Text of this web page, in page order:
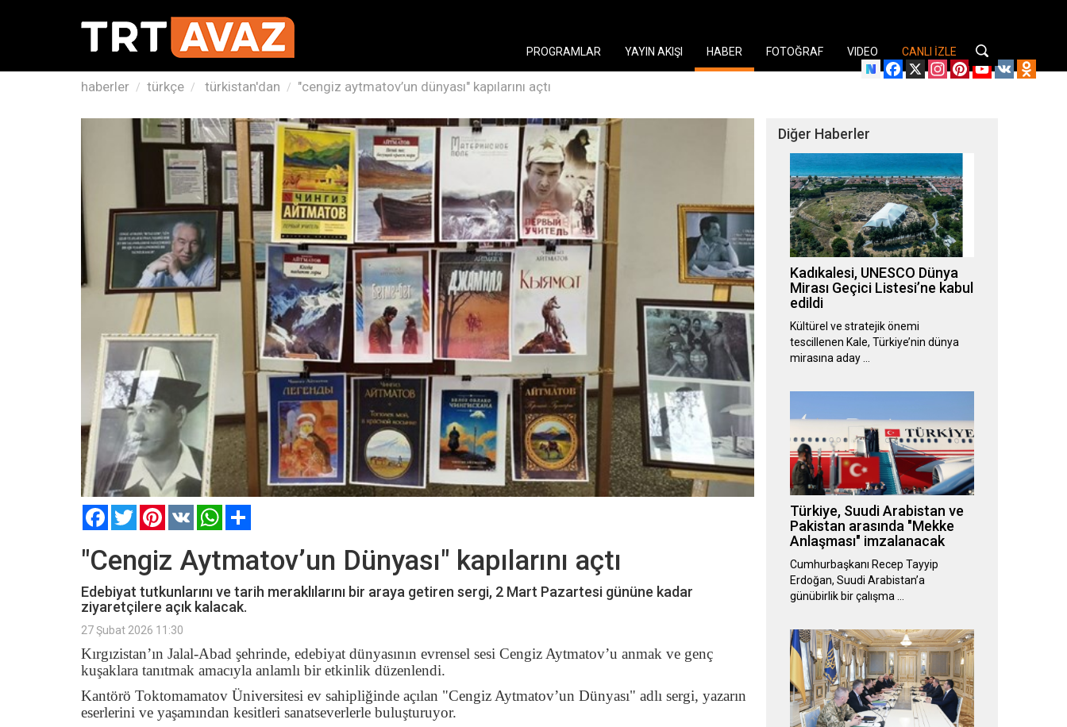
Facebook
X Instagram
PinterestYouTube
VK
PROGRAMLAR YAYIN AKIŞI HABER FOTOĞRAF VIDEO CANLI İZLE
haberler türkçe türkistan'dan "cengiz aytmatov’un dünyası" kapılarını açtı
FacebookTwitterPinterest
VK WhatsApp
"Cengiz Aytmatov’un Dünyası" kapılarını açtı
Edebiyat tutkunlarını ve tarih meraklılarını bir araya getiren sergi, 2 Mart Pazartesi gününe kadar
ziyaretçilere açık kalacak.
27 Şubat 2026 11:30
Kırgızistan’ın Jalal-Abad şehrinde, edebiyat dünyasının evrensel sesi Cengiz Aytmatov’u anmak ve genç
kuşaklara tanıtmak amacıyla anlamlı bir etkinlik düzenlendi.
Kantörö Toktomamatov Üniversitesi ev sahipliğinde açılan "Cengiz Aytmatov’un Dünyası" adlı sergi, yazarın
eserlerini ve yaşamından kesitleri sanatseverlerle buluşturuyor.
Diğer Haberler
Kadıkalesi, UNESCO Dünya
Mirası Geçici Listesi’ne kabul
edildi
Kültürel ve stratejik önemi
tescillenen Kale, Türkiye’nin dünya
mirasına aday …
Türkiye, Suudi Arabistan ve
Pakistan arasında "Mekke
Anlaşması" imzalanacak
Cumhurbaşkanı Recep Tayyip
Erdoğan, Suudi Arabistan’a
günübirlik bir çalışma …